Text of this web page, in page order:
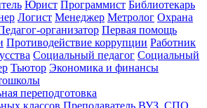
Юрист Программист Библиотекарь
Логист Менеджер Метролог Охрана
организатор Первая помощь
Противодействие коррупции Работник
Социальный педагог Социальный
Тьютор Экономика и финансы
переподготовка
классов Преподаватель ВУЗ, СПО